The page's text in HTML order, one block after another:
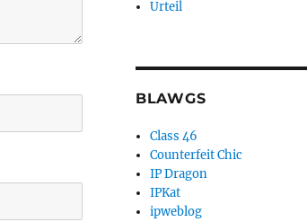
Urteil
BLAWGS
Class 46
Counterfeit Chic
IP Dragon
IPKat
ipweblog